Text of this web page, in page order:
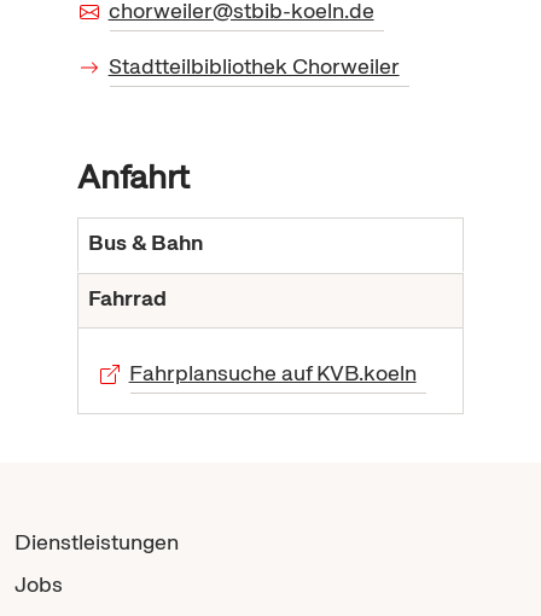
chorweiler@stbib-koeln.de
Stadtteilbibliothek Chorweiler
Anfahrt
Bus & Bahn
Fahrrad
Fahrplansuche auf KVB.koeln
Dienstleistungen
Jobs